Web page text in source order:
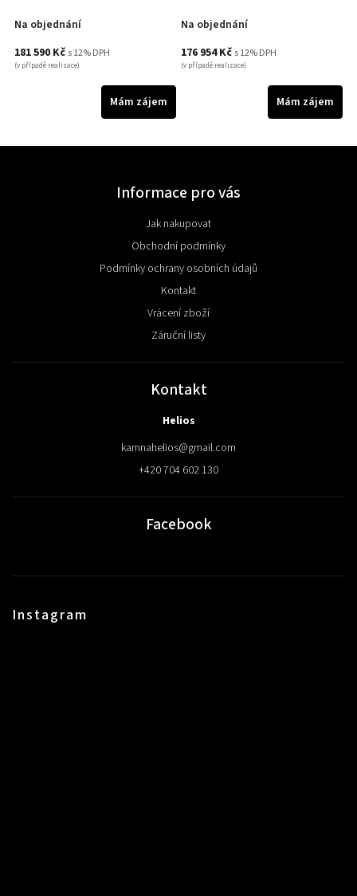
Na objednání
181 590 Kč s 12% DPH
(v případě realizace)
Mám zájem
Na objednání
176 954 Kč s 12% DPH
(v případě realizace)
Mám zájem
Informace pro vás
Jak nakupovat
Obchodní podmínky
Podmínky ochrany osobních údajů
Kontakt
Vrácení zboží
Záruční listy
Kontakt
Helios
kamnahelios@gmail.com
+420 704 602 130
Facebook
Instagram